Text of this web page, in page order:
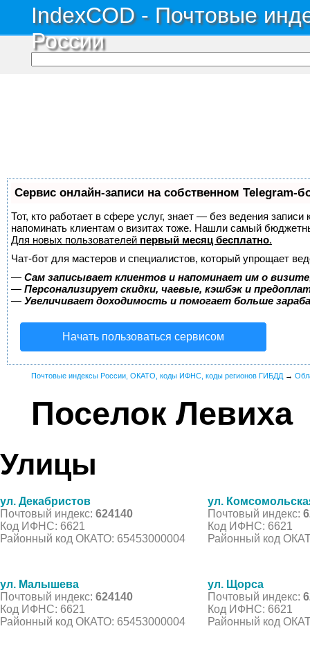
IndexCOD - Почтовые
России
Сервис онлайн-записи на собственном Telegram-
Тот, кто работает в сфере услуг, знает — без ведения
напоминать клиентам о визитах тоже. Нашли самый
Для новых пользователей первый месяц бесплатно.
Чат-бот для мастеров и специалистов, который упрощает
— Сам записывает клиентов и напоминает им о
— Персонализирует скидки, чаевые, кэшбэк и
— Увеличивает доходимость и помогает больше
Начать пользоваться сервисом
Почтовые индексы России, ОКАТО, коды ИФНС, коды регионов ГИБДД →
Поселок Левиха
Улицы
ул. Декабристов
Почтовый индекс: 624140
Код ИФНС: 6621
Районный код ОКАТО: 65453000004
ул.
Почтовый индекс:
Код ИФНС: 6621
Районный код
ул. Малышева
Почтовый индекс: 624140
Код ИФНС: 6621
Районный код ОКАТО: 65453000004
ул. Щорса
Почтовый индекс:
Код ИФНС: 6621
Районный код